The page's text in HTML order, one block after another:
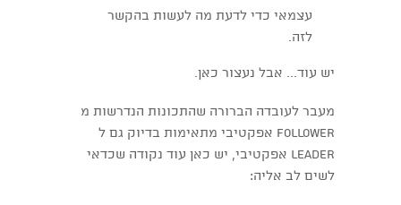
עצמאי כדי לדעת מה לעשות בהקשר
לזה.
יש עוד... אבל נעצור כאן.
מעבר לעובדה הברורה שהתכונות הנדרשות מ
follower אפקטיבי מתאימות בדיוק גם ל
leader אפקטיבי, יש כאן עוד נקודה שכדאי
לשים לב אליה: